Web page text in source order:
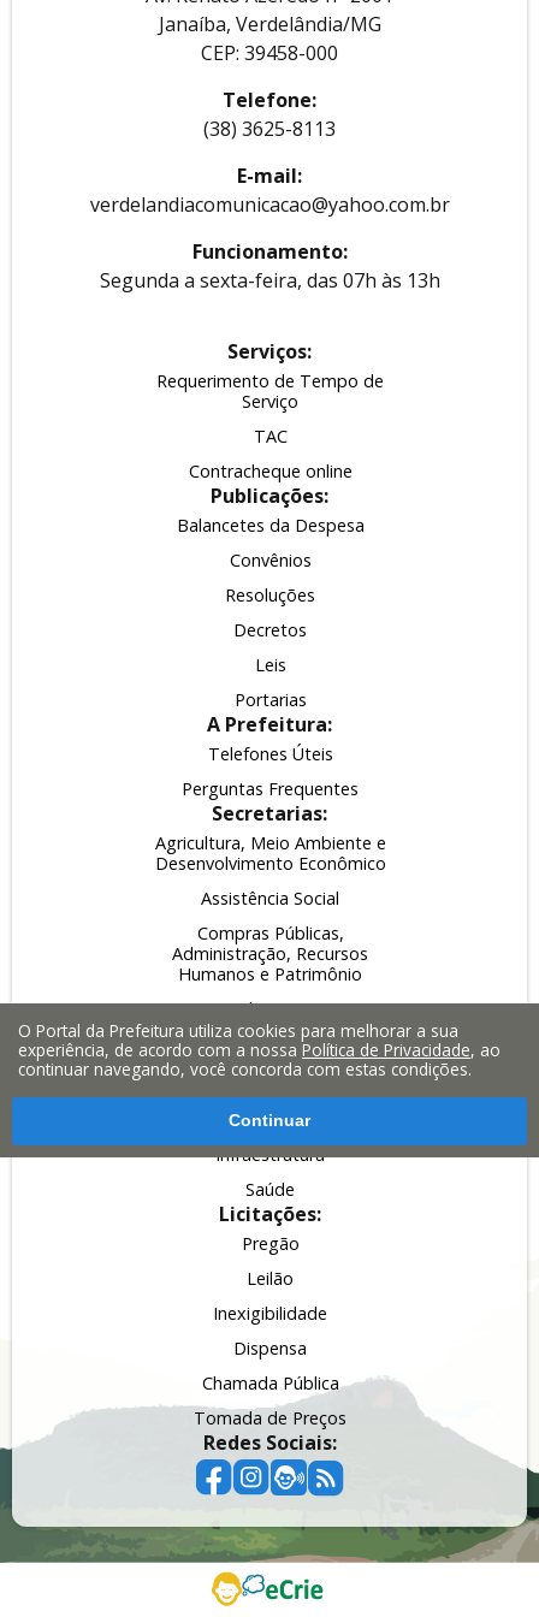
Janaíba, Verdelândia/MG
CEP: 39458-000
Telefone:
(38) 3625-8113
E-mail:
verdelandiacomunicacao@yahoo.com.br
Funcionamento:
Segunda a sexta-feira, das 07h às 13h
Serviços:
Requerimento de Tempo de
Serviço
TAC
Contracheque online
Publicações:
Balancetes da Despesa
Convênios
Resoluções
Decretos
Leis
Portarias
A Prefeitura:
Telefones Úteis
Perguntas Frequentes
Secretarias:
Agricultura, Meio Ambiente e
Desenvolvimento Econômico
Assistência Social
Compras Públicas,
Administração, Recursos
Humanos e Patrimônio
Educação
Esporte, Lazer e Turismo
Fazenda, Planejamento e
Finanças
Infraestrutura
Saúde
Licitações:
Pregão
Leilão
Inexigibilidade
Dispensa
Chamada Pública
Tomada de Preços
Redes Sociais:
O Portal da Prefeitura utiliza cookies para melhorar a sua
experiência, de acordo com a nossaPolítica de Privacidade, ao
continuar navegando, você concorda com estas condições.
Continuar